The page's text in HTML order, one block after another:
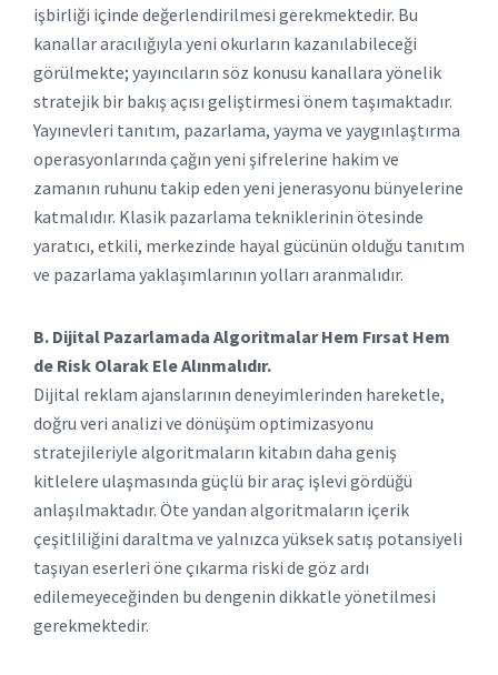
işbirliği içinde değerlendirilmesi gerekmektedir. Bu
kanallar aracılığıyla yeni okurların kazanılabileceği
görülmekte; yayıncıların söz konusu kanallara yönelik
stratejik bir bakış açısı geliştirmesi önem taşımaktadır.
Yayınevleri tanıtım, pazarlama, yayma ve yaygınlaştırma
operasyonlarında çağın yeni şifrelerine hakim ve
zamanın ruhunu takip eden yeni jenerasyonu bünyelerine
katmalıdır. Klasik pazarlama tekniklerinin ötesinde
yaratıcı, etkili, merkezinde hayal gücünün olduğu tanıtım
ve pazarlama yaklaşımlarının yolları aranmalıdır.
B. Dijital Pazarlamada Algoritmalar Hem Fırsat Hem
de Risk Olarak Ele Alınmalıdır.
Dijital reklam ajanslarının deneyimlerinden hareketle,
doğru veri analizi ve dönüşüm optimizasyonu
stratejileriyle algoritmaların kitabın daha geniş
kitlelere ulaşmasında güçlü bir araç işlevi gördüğü
anlaşılmaktadır. Öte yandan algoritmaların içerik
çeşitliliğini daraltma ve yalnızca yüksek satış potansiyeli
taşıyan eserleri öne çıkarma riski de göz ardı
edilemeyeceğinden bu dengenin dikkatle yönetilmesi
gerekmektedir.